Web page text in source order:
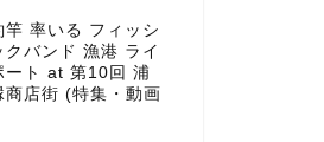
竿 率いる フィッシ
クバンド 漁港 ライ
ート at 第10回 浦
商店街 (特集・動画